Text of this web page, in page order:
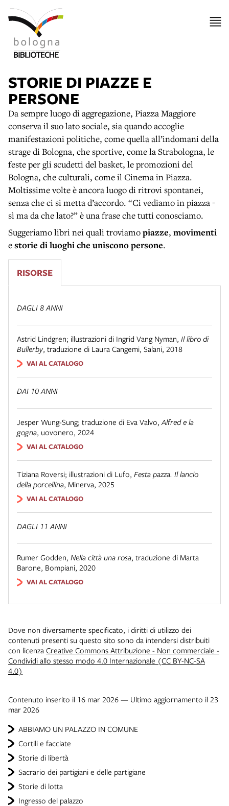
ABBIAMO UN PALAZZO IN COMUNE
Cortili e facciate
Storie di libertà
Sacrario dei partigiani e delle partigiane
Storie di lotta
Ingresso del palazzo
STORIE DI PIAZZE E
PERSONE
Da sempre luogo di aggregazione, Piazza Maggiore
conserva il suo lato sociale, sia quando accoglie
manifestazioni politiche, come quella all’indomani della
strage di Bologna, che sportive, come la Strabologna, le
feste per gli scudetti del basket, le promozioni del
Bologna, che culturali, come il Cinema in Piazza.
Moltissime volte è ancora luogo di ritrovi spontanei,
senza che ci si metta d’accordo. “Ci vediamo in piazza -
sì ma da che lato?” è una frase che tutti conosciamo.
Suggeriamo libri nei quali troviamopiazze, movimenti
estorie di luoghi che uniscono persone.
RISORSE
DAGLI 8 ANNI
Astrid Lindgren; illustrazioni di Ingrid Vang Nyman, Il libro di
Bullerby, traduzione di Laura Cangemi, Salani, 2018
VAI AL CATALOGO
DAI 10 ANNI
Jesper Wung-Sung; traduzione di Eva Valvo, Alfred e la
gogna, uovonero, 2024
VAI AL CATALOGO
Tiziana Roversi; illustrazioni di Lufo, Festa pazza. Il lancio
della porcellina, Minerva, 2025
VAI AL CATALOGO
DAGLI 11 ANNI
Rumer Godden, Nella città una rosa, traduzione di Marta
Barone, Bompiani, 2020
VAI AL CATALOGO
Dove non diversamente specificato, i diritti di utilizzo dei
contenuti presenti su questo sito sono da intendersi distribuiti
con licenza Creative Commons Attribuzione - Non commerciale -
Condividi allo stesso modo 4.0 Internazionale (CC BY-NC-SA
4.0)
Contenuto inserito il 16 mar 2026 — Ultimo aggiornamento il 23
mar 2026